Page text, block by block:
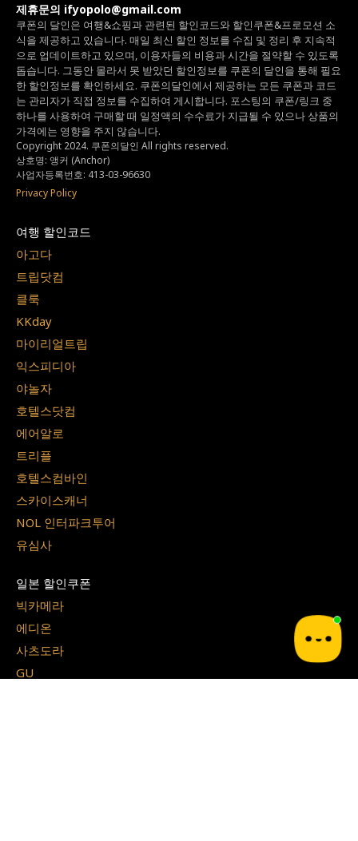
제휴문의 ifyopolo@gmail.com
쿠폰의 달인은 여행&쇼핑과 관련된 할인코드와 할인쿠폰&프로모션 소
식을 제공하고 있습니다. 매일 최신 할인 정보를 수집 및 정리 후 지속적
으로 업데이트하고 있으며, 이용자들의 비용과 시간을 절약할 수 있도록
돕습니다. 그동안 몰라서 못 받았던 할인정보를 쿠폰의 달인을 통해 필요
한 할인정보를 확인하세요. 쿠폰의달인에서 제공하는 모든 쿠폰과 코드
는 관리자가 직접 정보를 수집하여 게시합니다. 포스팅의 쿠폰/링크 중
하나를 사용하여 구매할 때 일정액의 수수료가 지급될 수 있으나상품의
가격에는 영향을 주지 않습니다.
Copyright 2024. 쿠폰의달인 All rights reserved.
상호명: 앵커 (Anchor)
사업자등록번호: 413-03-96630
Privacy Policy
여행 할인코드
아고다
트립닷컴
클룩
KKday
마이리얼트립
익스피디아
야놀자
호텔스닷컴
에어알로
트리플
호텔스컴바인
스카이스캐너
NOL 인터파크투어
유심사
일본 할인쿠폰
빅카메라
에디온
사츠도라
GU